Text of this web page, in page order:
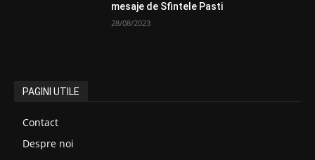
mesaje de Sfintele Pasti
28/08/2023
PAGINI UTILE
Contact
Despre noi